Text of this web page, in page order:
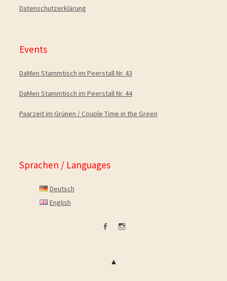
Datenschutzerklärung
Events
DaMen Stammtisch im Peerstall Nr. 43
DaMen Stammtisch im Peerstall Nr. 44
Paarzeit im Grünen / Couple Time in the Green
Sprachen / Languages
Deutsch
English